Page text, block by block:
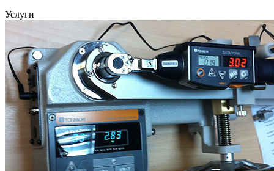
Услуги